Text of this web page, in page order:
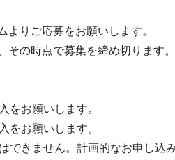
よりご応募をお願いします。
その時点で募集を締め切ります。
をお願いします。
をお願いします。
きません。計画的なお申し込